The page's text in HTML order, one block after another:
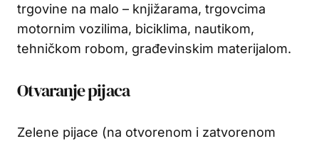
trgovine na malo – knjižarama, trgovcima
motornim vozilima, biciklima, nautikom,
tehničkom robom, građevinskim materijalom.
Otvaranje pijaca
Zelene pijace (na otvorenom i zatvorenom